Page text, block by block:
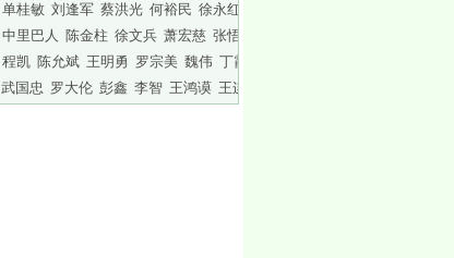
单桂敏 刘逢军 蔡洪光 何裕民 徐永红
中里巴人 陈金柱 徐文兵 萧宏慈 张悟本
程凯 陈允斌 王明勇 罗宗美 魏伟 丁霞
武国忠 罗大伦 彭鑫 李智 王鸿谟 王连清